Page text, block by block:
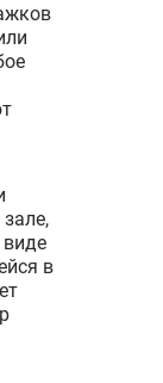
виде
в